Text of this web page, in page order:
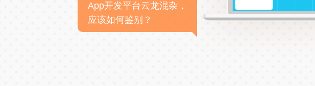
App开发平台云龙混杂，
应该如何鉴别？